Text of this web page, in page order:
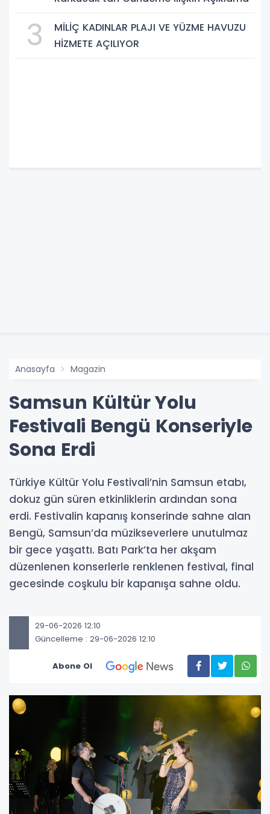
3
MİLİÇ KADINLAR PLAJI VE YÜZME HAVUZU
HİZMETE AÇILIYOR
Anasayfa Magazin
Samsun Kültür Yolu
Festivali Bengü Konseriyle
Sona Erdi
Türkiye Kültür Yolu Festivali’nin Samsun etabı,
dokuz gün süren etkinliklerin ardından sona
erdi. Festivalin kapanış konserinde sahne alan
Bengü, Samsun’da müzikseverlere unutulmaz
bir gece yaşattı. Batı Park’ta her akşam
düzenlenen konserlerle renklenen festival, final
gecesinde coşkulu bir kapanışa sahne oldu.
29-06-2026 12:10
Güncelleme : 29-06-2026 12:10
Abone Ol